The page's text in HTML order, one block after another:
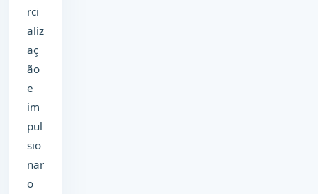
rci
aliz
aç
ão
e
im
pul
sio
nar
o